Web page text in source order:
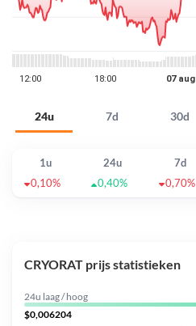
24u 7d 30d
1u 24u 7d
0,10%
0,40% 0,70%
CRYORAT prijs statistieken
24u laag / hoog
$0,006204